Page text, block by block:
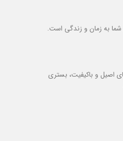
شما به زمان و زندگی است.
اصیل و باکیفیت، بستری